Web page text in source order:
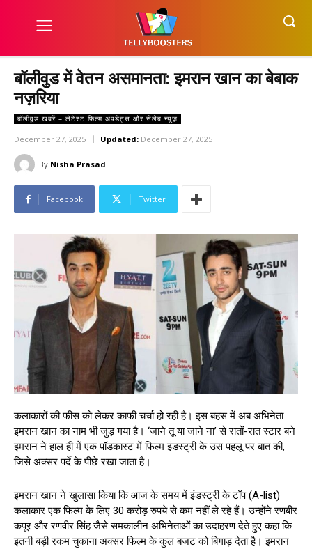
बॉलीवुड में वेतन असमानता: इमरान खान का बेबाक
नज़रिया
बॉलीवुड खबरें – लेटेस्ट फिल्म अपडेट्स और सेलेब न्यूज़
December 27, 2025 Updated: December 27, 2025
By Nisha Prasad
Facebook Twitter
कलाकारों की फीस को लेकर काफी चर्चा हो रही है। इस बहस में अब अभिनेता
इमरान खान का नाम भी जुड़ गया है। ‘जाने तू या जाने ना’ से रातों-रात स्टार बने
इमरान ने हाल ही में एक पॉडकास्ट में फिल्म इंडस्ट्री के उस पहलू पर बात की,
जिसे अक्सर पर्दे के पीछे रखा जाता है।
इमरान खान ने खुलासा किया कि आज के समय में इंडस्ट्री के टॉप (A-list)
कलाकार एक फिल्म के लिए 30 करोड़ रुपये से कम नहीं ले रहे हैं। उन्होंने रणबीर
कपूर और रणवीर सिंह जैसे समकालीन अभिनेताओं का उदाहरण देते हुए कहा कि
इतनी बड़ी रकम चुकाना अक्सर फिल्म के कुल बजट को बिगाड़ देता है। इमरान